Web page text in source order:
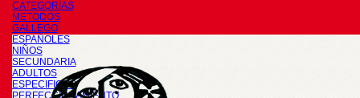
CATEGORÍAS
METODOS
GALLEGO
ESPAÑOLES
NIÑOS
SECUNDARIA
ADULTOS
ESPECIFICOS
PERFECCIONAMIENTO